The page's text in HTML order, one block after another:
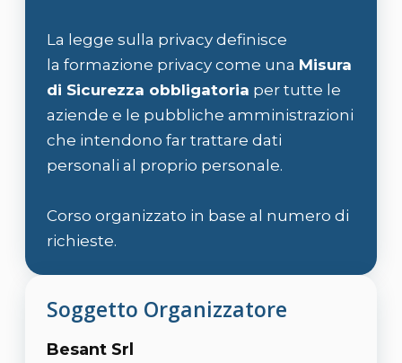
La legge sulla privacy definisce
la formazione privacy come una Misura
di Sicurezza obbligatoria per tutte le
aziende e le pubbliche amministrazioni
che intendono far trattare dati
personali al proprio personale.
Corso organizzato in base al numero di
richieste.
Soggetto Organizzatore
Besant Srl